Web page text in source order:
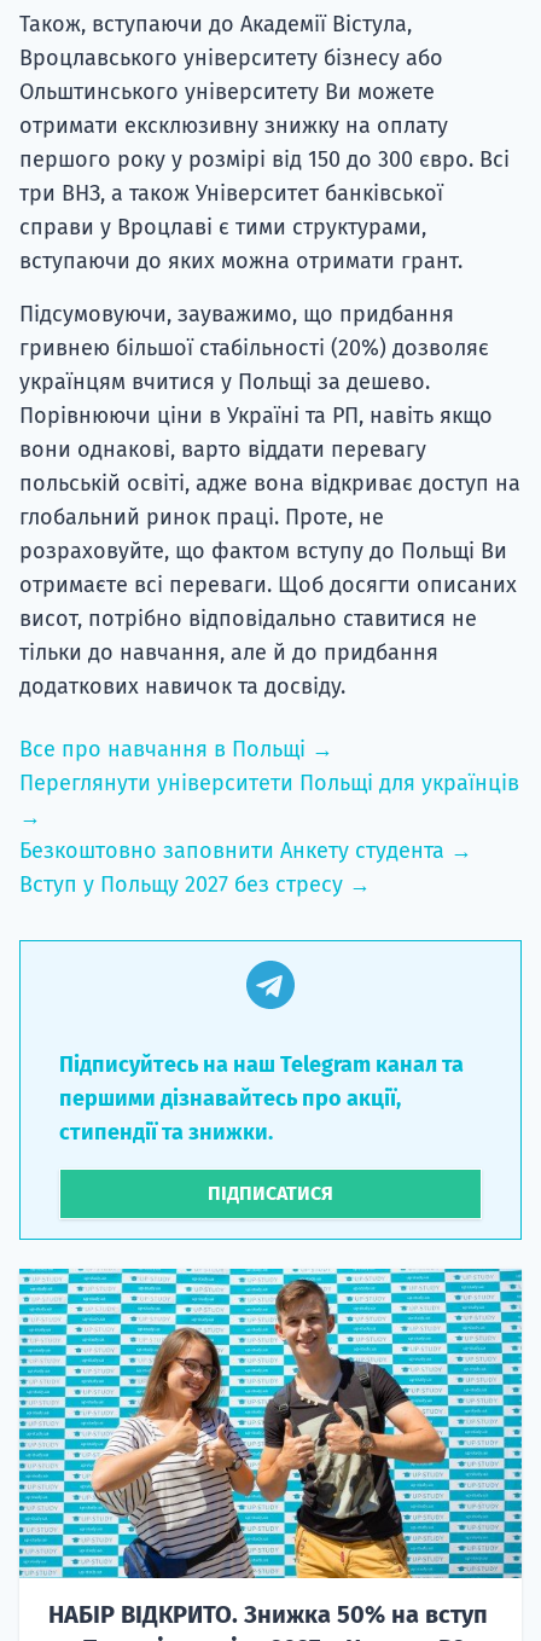
Також, вступаючи до Академії Вістула,
Вроцлавського університету бізнесу або
Ольштинського університету Ви можете
отримати ексклюзивну знижку на оплату
першого року у розмірі від 150 до 300 євро. Всі
три ВНЗ, а також Університет банківської
справи у Вроцлаві є тими структурами,
вступаючи до яких можна отримати грант.
Підсумовуючи, зауважимо, що придбання
гривнею більшої стабільності (20%) дозволяє
українцям вчитися у Польщі за дешево.
Порівнюючи ціни в Україні та РП, навіть якщо
вони однакові, варто віддати перевагу
польській освіті, адже вона відкриває доступ на
глобальний ринок праці. Проте, не
розраховуйте, що фактом вступу до Польщі Ви
отримаєте всі переваги. Щоб досягти описаних
висот, потрібно відповідально ставитися не
тільки до навчання, але й до придбання
додаткових навичок та досвіду.
Все про навчання в Польщі →
Переглянути університети Польщі для українців
→
Безкоштовно заповнити Анкету студента →
Вступ у Польщу 2027 без стресу →
Підписуйтесь на наш Telegram канал та
першими дізнавайтесь про акції,
стипендії та знижки.
ПІДПИСАТИСЯ
НАБІР ВІДКРИТО. Знижка 50% на вступ